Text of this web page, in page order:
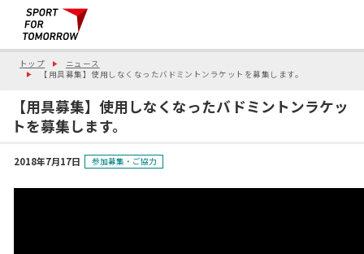
トップ
ニュース
【用具募集】使用しなくなったバドミントンラケットを募集します。
【用具募集】使用しなくなったバドミントンラケッ
トを募集します。
2018年7月17日 参加募集・ご協力